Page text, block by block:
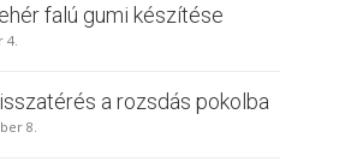
falú gumi készítése
4.
a rozsdás pokolba
8.